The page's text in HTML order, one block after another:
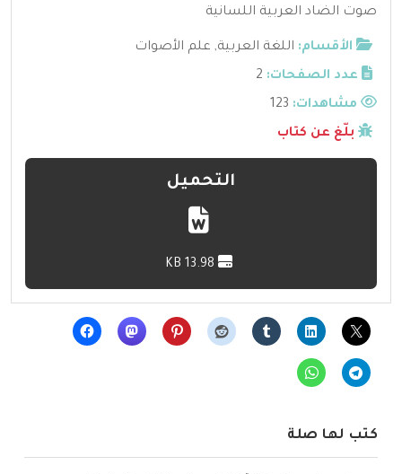
صوت الضاد العربية اللسانية
الأقسام: اللغة العربية, علم الأصوات
عدد الصفحات: 2
مشاهدات:
بلّغ عن كتاب
التحميل
كتب لها صلة